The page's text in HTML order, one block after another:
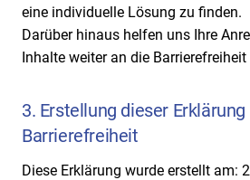
eine individuelle Lösung zu finden.
Darüber hinaus helfen uns Ihre
Inhalte weiter an die
3. Erstellung dieser Erklärung
Barrierefreiheit
Diese Erklärung wurde erstellt am: